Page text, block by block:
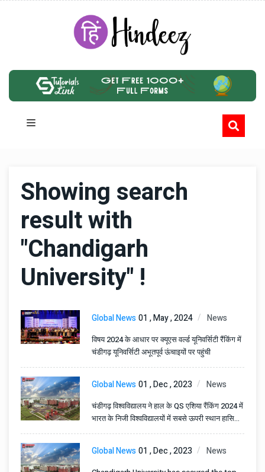
Showing search
result with
"Chandigarh
University" !
Global News01 , May , 2024 News
विषय 2024 के आधार पर क्यूएस वर्ल्ड यूनिवर्सिटी रैंकिंग में
चंडीगढ़ यूनिवर्सिटी अभूतपूर्व ऊंचाइयों पर पहुंची
Global News01 , Dec , 2023 News
चंडीगढ़ विश्वविद्यालय ने हाल के QS एशिया रैंकिंग 2024 में
भारत के निजी विश्वविद्यालयों में सबसे ऊपरी स्थान हासिल
किया है
Global News01 , Dec , 2023 News